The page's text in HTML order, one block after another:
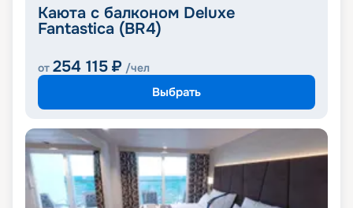
Каюта с балконом Deluxe
Fantastica (BR4)
от 254 115 ₽ /чел
Выбрать